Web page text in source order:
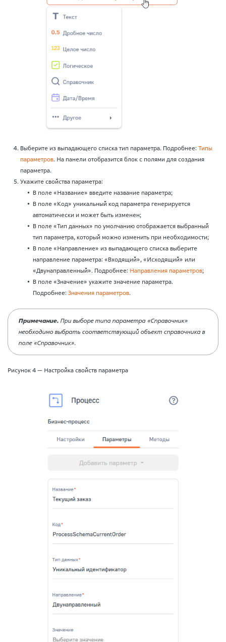
Выберите из выпадающего списка тип параметра. Подробнее:Типы
параметров. На панели отобразится блок с полями для создания
параметра.
Укажите свойства параметра:
В поле «Название» введите название параметра;
В поле «Код» уникальный код параметра генерируется
автоматически и может быть изменен;
В поле «Тип данных» по умолчанию отображается выбранный
тип параметра, который можно изменить при необходимости;
В поле «Направление» из выпадающего списка выберите
направление параметра: «Входящий», «Исходящий» или
«Двунаправленный». Подробнее: Направления параметров;
В поле «Значение» укажите значение параметра.
Подробнее:Значения параметров.
Примечание. При выборе типа параметра «Справочник»
необходимо выбрать соответствующий объект справочника в
поле «Справочник».
Рисунок 4 — Настройка свойств параметра